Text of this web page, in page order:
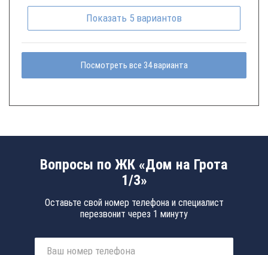
Показать 5 вариантов
Посмотреть все 34 варианта
Вопросы по ЖК «Дом на Грота
1/3»
Оставьте свой номер телефона и специалист
перезвонит через 1 минуту